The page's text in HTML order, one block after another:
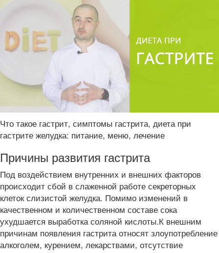
Что такое гастрит, симптомы гастрита, диета при
гастрите желудка: питание, меню, лечение
Причины развития гастрита
Под воздействием внутренних и внешних факторов
происходит сбой в слаженной работе секреторных
клеток слизистой желудка. Помимо изменений в
качественном и количественном составе сока
ухудшается выработка соляной кислоты.К внешним
причинам появления гастрита относят злоупотребление
алкоголем, курением, лекарствами, отсутствие